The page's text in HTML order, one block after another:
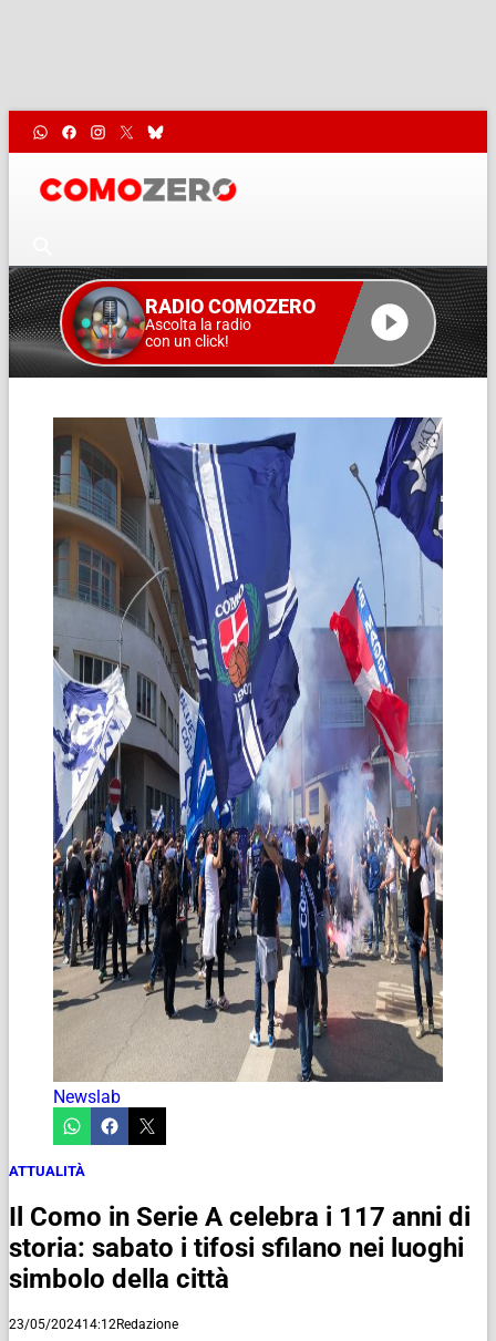
RADIO COMOZERO
Ascolta la radio
con un click!
Newslab
ATTUALITÀ
Il Como in Serie A celebra i 117 anni di
storia: sabato i tifosi sfilano nei luoghi
simbolo della città
23/05/202414:12Redazione